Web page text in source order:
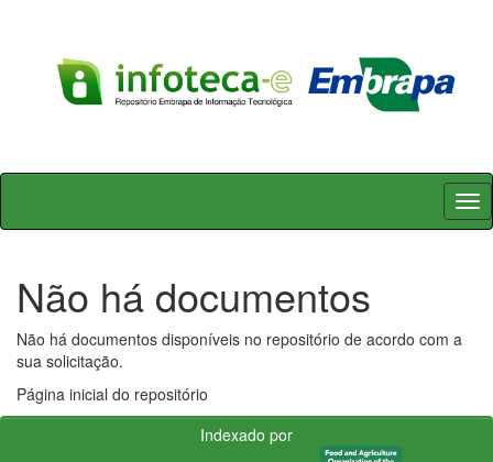
Skip
Não há documentos
Não há documentos disponíveis no repositório de acordo com a
sua solicitação.
Página inicial do repositório
Indexado por